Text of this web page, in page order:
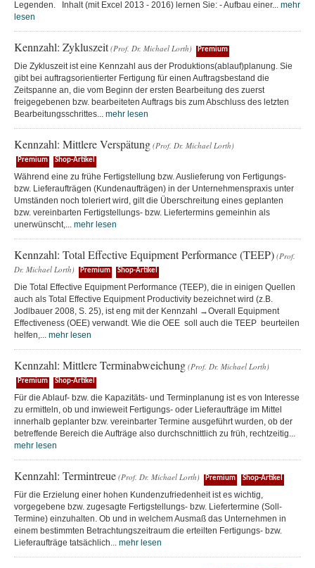
Legenden. Inhalt (mit Excel 2013 - 2016) lernen Sie: - Aufbau einer... mehr
lesen
Kennzahl: Zykluszeit (Prof. Dr. Michael Lorth) Premium
Die Zykluszeit ist eine Kennzahl aus der Produktions(ablauf)planung. Sie
gibt bei auftragsorientierter Fertigung für einen Auftragsbestand die
Zeitspanne an, die vom Beginn der ersten Bearbeitung des zuerst
freigegebenen bzw. bearbeiteten Auftrags bis zum Abschluss des letzten
Bearbeitungsschrittes... mehr lesen
Kennzahl: Mittlere Verspätung (Prof. Dr. Michael Lorth)
Premium Shop-Artikel
Während eine zu frühe Fertigstellung bzw. Auslieferung von Fertigungs-
bzw. Lieferaufträgen (Kundenaufträgen) in der Unternehmenspraxis unter
Umständen noch toleriert wird, gilt die Überschreitung eines geplanten
bzw. vereinbarten Fertigstellungs- bzw. Liefertermins gemeinhin als
unerwünscht,... mehr lesen
Kennzahl: Total Effective Equipment Performance (TEEP) (Prof.
Dr. Michael Lorth)
Premium Shop-Artikel
Die Total Effective Equipment Performance (TEEP), die in einigen Quellen
auch als Total Effective Equipment Productivity bezeichnet wird (z.B.
Jodlbauer 2008, S. 25), ist eng mit der Kennzahl →Overall Equipment
Effectiveness (OEE) verwandt. Wie die OEE soll auch die TEEP beurteilen
helfen,... mehr lesen
Kennzahl: Mittlere Terminabweichung (Prof. Dr. Michael Lorth)
Premium Shop-Artikel
Für die Ablauf- bzw. die Kapazitäts- und Terminplanung ist es von Interesse
zu ermitteln, ob und inwieweit Fertigungs- oder Lieferaufträge im Mittel
innerhalb geplanter bzw. vereinbarter Termine ausgeführt wurden, ob der
betreffende Bereich die Aufträge also durchschnittlich zu früh, rechtzeitig...
mehr lesen
Kennzahl: Termintreue (Prof. Dr. Michael Lorth) Premium Shop-Artikel
Für die Erzielung einer hohen Kundenzufriedenheit ist es wichtig,
vorgegebene bzw. zugesagte Fertigstellungs- bzw. Liefertermine (Soll-
Termine) einzuhalten. Ob und in welchem Ausmaß das Unternehmen in
einem bestimmten Betrachtungszeitraum die erteilten Fertigungs- bzw.
Lieferaufträge tatsächlich... mehr lesen